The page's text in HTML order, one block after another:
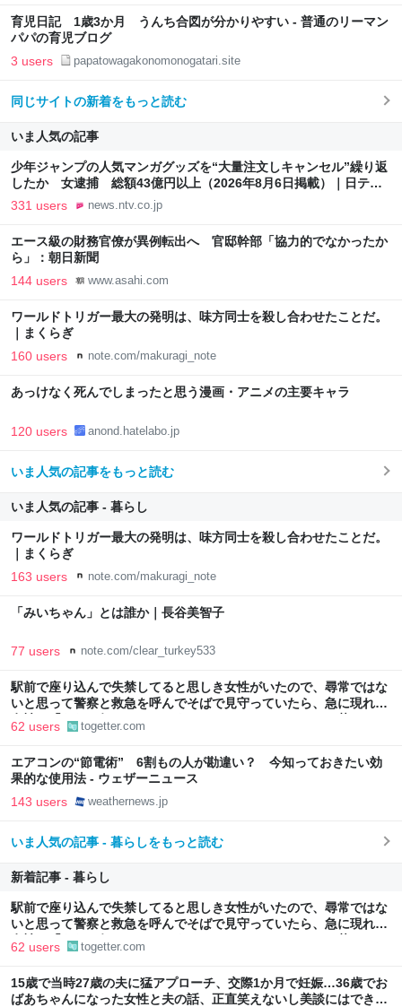
育児日記 1歳3か月 うんち合図が分かりやすい - 普通のリーマン
パパの育児ブログ
3 users papatowagakonomonogatari.site
同じサイトの新着をもっと読む
いま人気の記事
少年ジャンプの人気マンガグッズを“大量注文しキャンセル”繰り返
したか 女逮捕 総額43億円以上（2026年8月6日掲載）｜日テレ
NEWS NNN
331 users news.ntv.co.jp
エース級の財務官僚が異例転出へ 官邸幹部「協力的でなかったか
ら」：朝日新聞
144 users www.asahi.com
ワールドトリガー最大の発明は、味方同士を殺し合わせたことだ。
｜まくらぎ
160 users note.com/makuragi_note
あっけなく死んでしまったと思う漫画・アニメの主要キャラ
120 users anond.hatelabo.jp
いま人気の記事をもっと読む
いま人気の記事 - 暮らし
ワールドトリガー最大の発明は、味方同士を殺し合わせたことだ。
｜まくらぎ
163 users note.com/makuragi_note
「みいちゃん」とは誰か｜長谷美智子
77 users note.com/clear_turkey533
駅前で座り込んで失禁してると思しき女性がいたので、尋常ではな
いと思って警察と救急を呼んでそばで見守っていたら、急に現れた
女性に「あなた何してるんですか！？」とスマホをはたき落とされ
62 users togetter.com
エアコンの“節電術” 6割もの人が勘違い？ 今知っておきたい効
果的な使用法 - ウェザーニュース
143 users weathernews.jp
いま人気の記事 - 暮らしをもっと読む
新着記事 - 暮らし
駅前で座り込んで失禁してると思しき女性がいたので、尋常ではな
いと思って警察と救急を呼んでそばで見守っていたら、急に現れた
女性に「あなた何してるんですか！？」とスマホをはたき落とされ
62 users togetter.com
15歳で当時27歳の夫に猛アプローチ、交際1か月で妊娠…36歳でお
ばあちゃんになった女性と夫の話、正直笑えないし美談にはできな